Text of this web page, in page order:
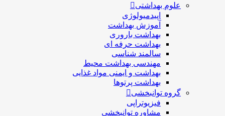
علوم بهداشتی
اپیدمیولوژی
آموزش بهداشت
بهداشت باروری
بهداشت حرفه ای
سالمند شناسی
مهندسی بهداشت محيط
بهداشت و ایمنی مواد غذایی
بهداشت پرتوها
گروه توانبخشی
فیزیوتراپی
مشاوره توانبخشی